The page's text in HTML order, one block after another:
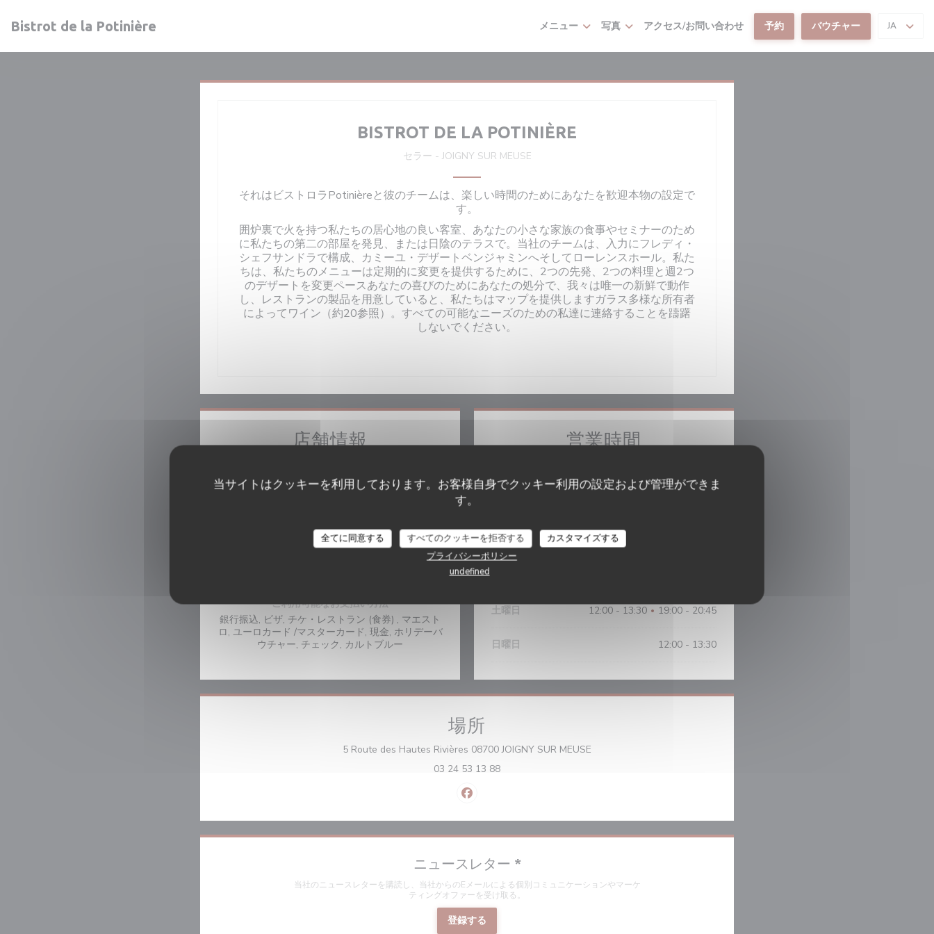
当サイトはクッキーを利用しております。お客様自身でクッキー利用の設定および管理ができま
す。
全てに同意する すべてのクッキーを拒否する
カスタマイズする
プライバシーポリシー
undefined
Bistrot de la Potinière メニュー 写真 アクセス/お問い合わせ 予約 バウチャー JA
BISTROT DE LA POTINIÈRE
セラー - JOIGNY SUR MEUSE
それはビストロラPotinièreと彼のチームは、楽しい時間のためにあなたを歓迎本物の設定で
す。
囲炉裏で火を持つ私たちの居心地の良い客室、あなたの小さな家族の食事やセミナーのため
に私たちの第二の部屋を発見、または日陰のテラスで。当社のチームは、入力にフレディ・
シェフサンドラで構成、カミーユ・デザートベンジャミンへそしてローレンスホール。私た
ちは、私たちのメニューは定期的に変更を提供するために、2つの先発、2つの料理と週2つ
のデザートを変更ペースあなたの喜びのためにあなたの処分で、我々は唯一の新鮮で動作
し、レストランの製品を用意していると、私たちはマップを提供しますガラス多様な所有者
によってワイン（約20参照）。すべての可能なニーズのための私達に連絡することを躊躇
しないでください。
店舗情報
伝統的なフランス語
サービス
注文時に食事を取る, ワインセールス, サマーテラ
ご利用可能なお支払い方法
銀行振込, ビザ, チケ・レストラン (食券) , マエスト
ロ, ユーロカード /マスターカード, 現金, ホリデーバ
ウチャー, チェック, カルトブルー
営業時間
水曜日
土曜日 12:00 - 13:30 • 19:00 - 20:45
日曜日 12:00 - 13:30
場所
5 Route des Hautes Rivières 08700 JOIGNY SUR MEUSE
03 24 53 13 88
Facebook ((新しいウィンドウで開きます))
ニュースレター *
当社のニュースレターを購読し、当社からのEメールによる個別コミュニケーションやマーケ
ティングオファーを受け取る。
登録する